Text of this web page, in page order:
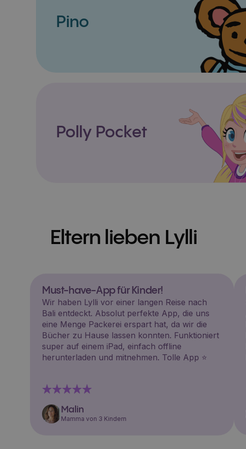
Pino
Polly Pocket
Eltern lieben Lylli
Must-have-App für Kinder!
Wir haben Lylli vor einer langen Reise nach
Bali entdeckt. Absolut perfekte App, die uns
eine Menge Packerei erspart hat, da wir die
Bücher zu Hause lassen konnten. Funktioniert
super auf einem iPad, einfach offline
herunterladen und mitnehmen. Tolle App ⭐️
Malin
Mamma von 3 Kindern